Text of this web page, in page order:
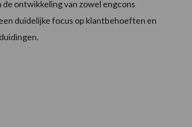
ontwikkeling van zowel engcons
duidelijke focus op klantbehoeften en